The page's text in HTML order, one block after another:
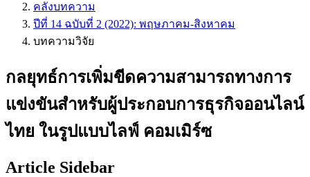
คลังบทความ
ปีที่ 14 ฉบับที่ 2 (2022): พฤษภาคม-สิงหาคม
บทความวิจัย
กลยุทธ์การเพิ่มขีดความสามารถทางการ
แข่งขันสำหรับผู้ประกอบการธุรกิจออนไลน์
ไทย ในรูปแบบไลฟ์ คอมเมิร์ซ
Article Sidebar